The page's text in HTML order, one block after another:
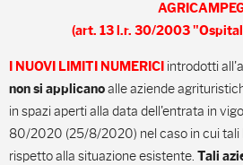
(art. 13 l.r. 30/2003
I NUOVI LIMITI NUMERICI introdotti
non si applicanoalle aziende
in spazi aperti alla data dell'entrata in
80/2020 (25/8/2020) nel caso in cui tali
rispetto alla situazione esistente. Tali